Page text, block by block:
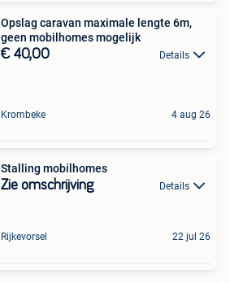
Opslag caravan maximale lengte 6m,
geen mobilhomes mogelijk
€ 40,00 Details
Krombeke 4 aug 26
Stalling mobilhomes
Zie omschrijving Details
Rijkevorsel 22 jul 26